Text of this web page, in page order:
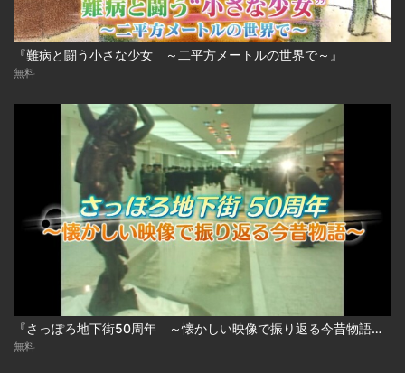
『難病と闘う小さな少女 ～二平方メートルの世界で～』
無料
『さっぽろ地下街50周年 ～懐かしい映像で振り返る今昔物語～』
無料